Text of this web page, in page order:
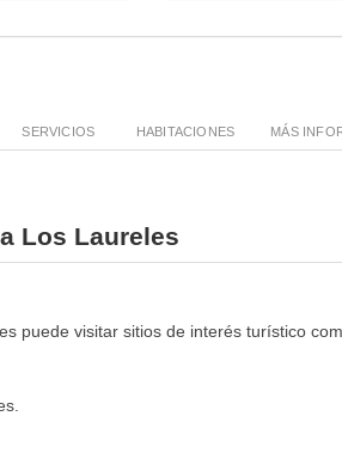
SERVICIOS HABITACIONES MÁS
Los Laureles
puede visitar sitios de interés turístico